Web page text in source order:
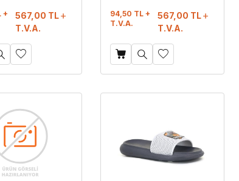
+
567,00 TL
T.V.A.
Yeşili
94,50 TL +
T.V.A.
567,00 TL
T.V.A.